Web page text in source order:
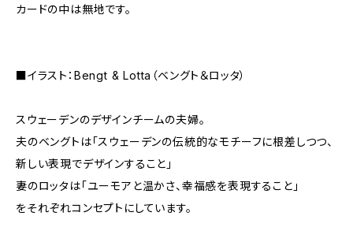
カードの中は無地です。
■イラスト：Bengt & Lotta（ベングト＆ロッタ）
スウェーデンのデザインチームの夫婦。
夫のベングトは「スウェーデンの伝統的なモチーフに根差しつつ、
新しい表現でデザインすること」
妻のロッタは「ユーモアと温かさ、幸福感を表現すること」
をそれぞれコンセプトにしています。